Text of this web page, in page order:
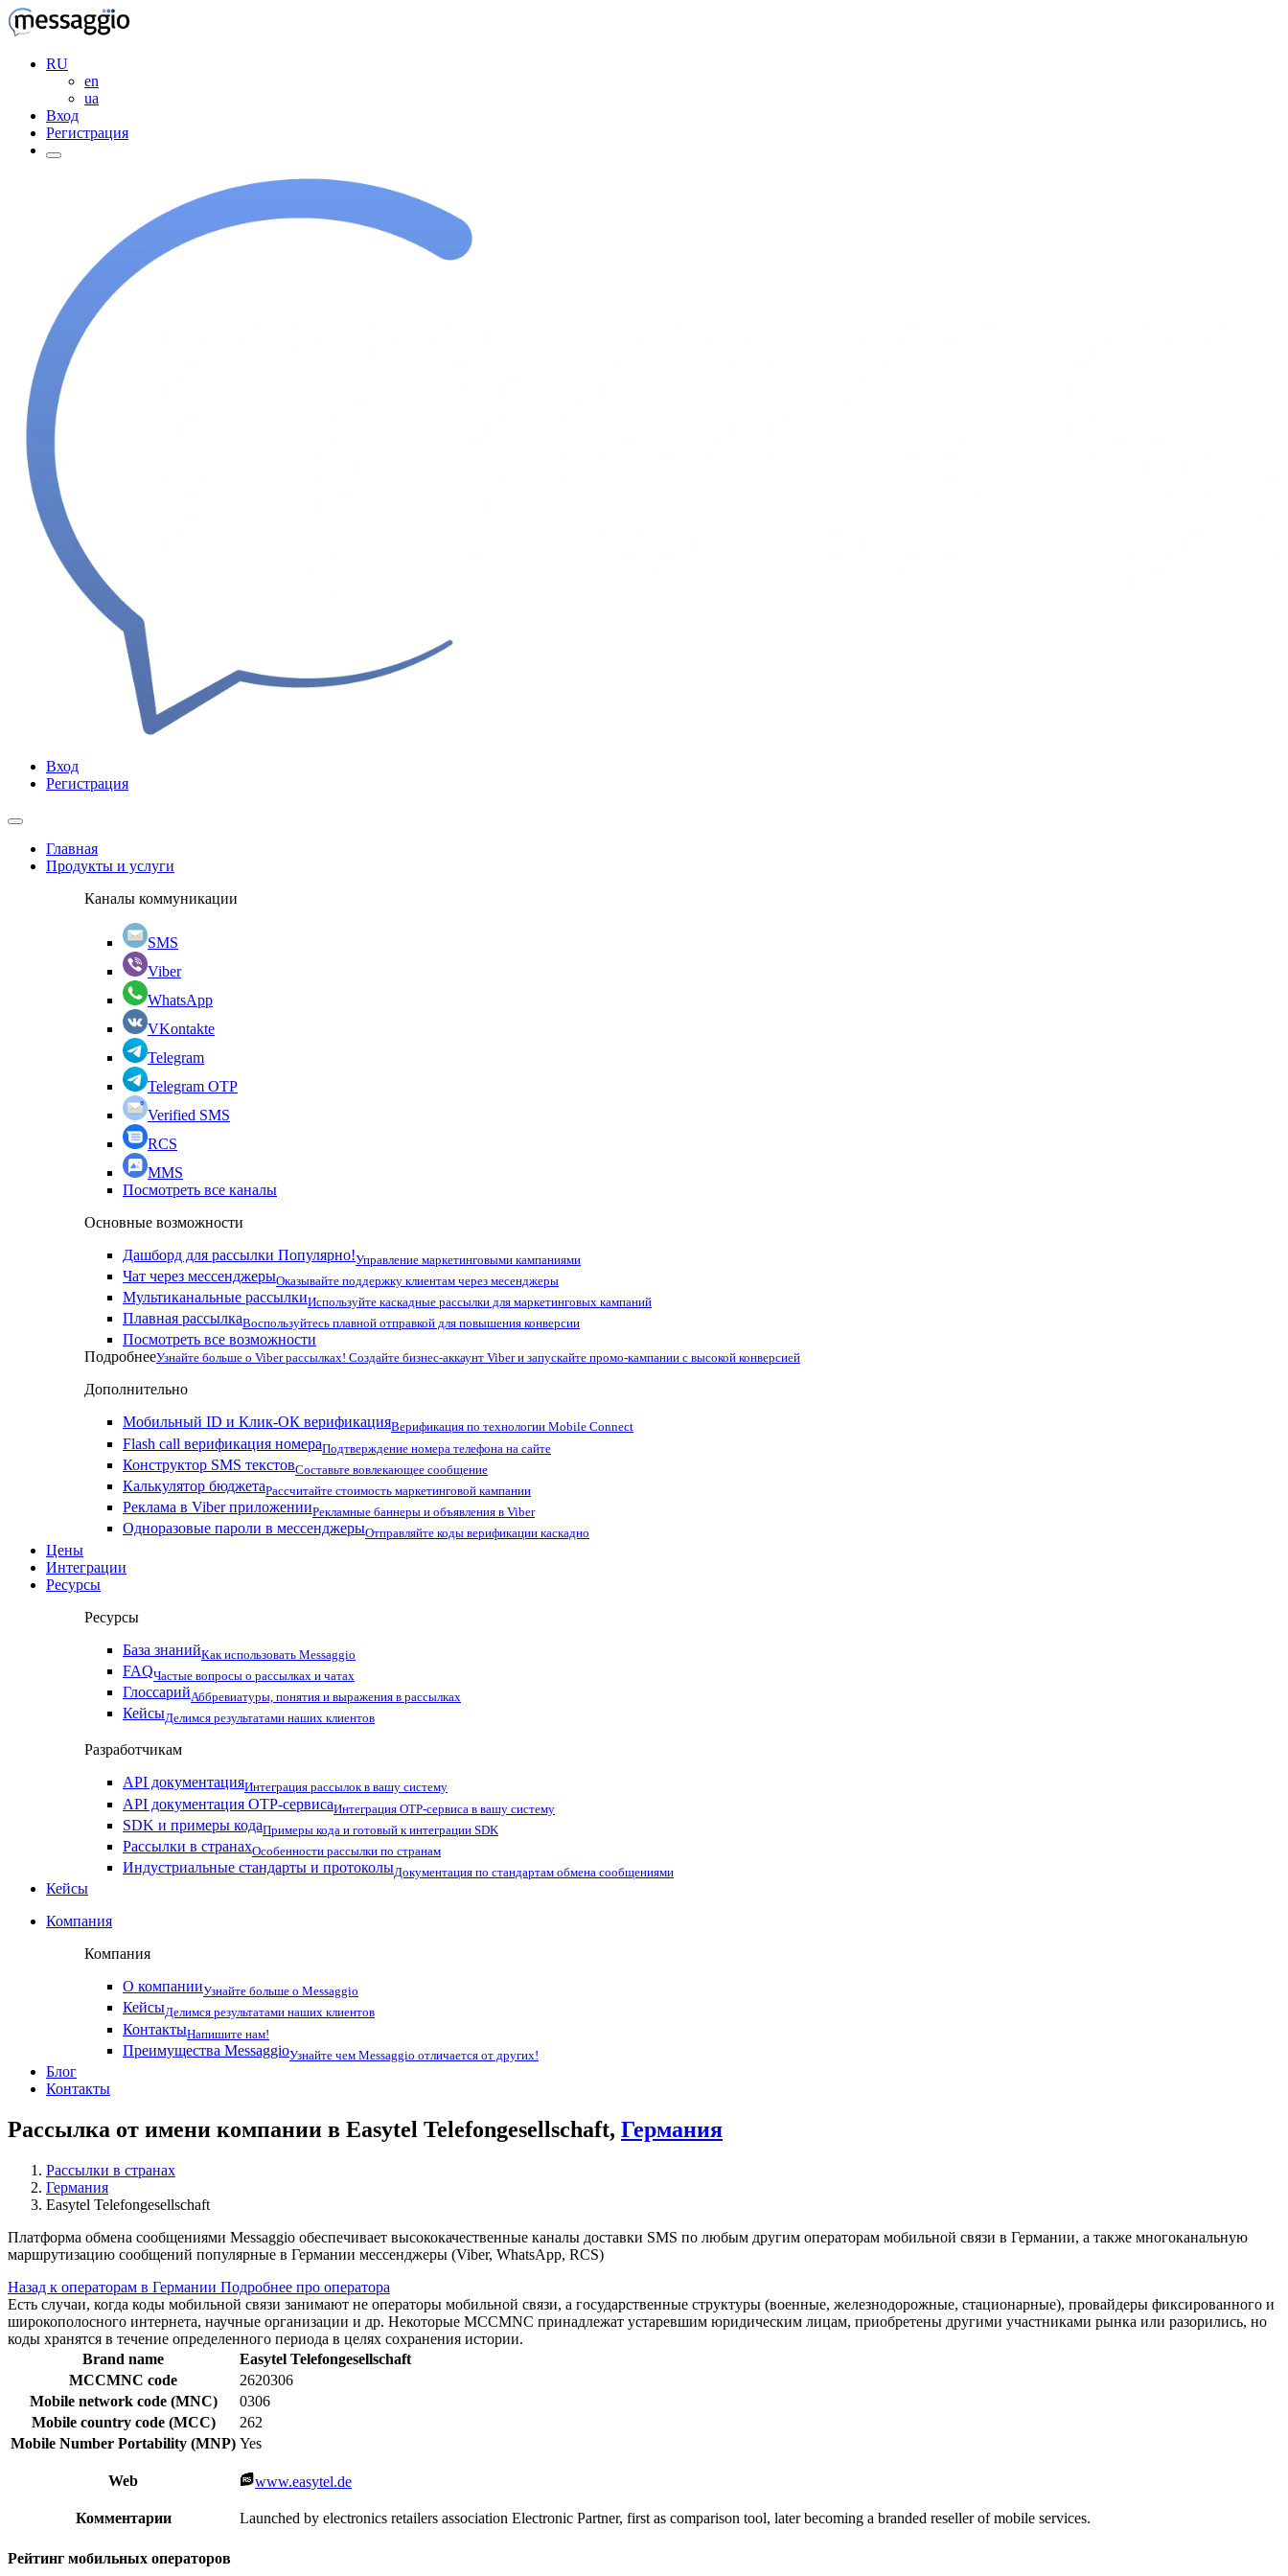
RU
en
ua
Вход
Регистрация
Вход
Регистрация
Главная
Продукты и услуги
Каналы коммуникации
SMS
Viber
WhatsApp
VKontakte
Telegram
Telegram OTP
Verified SMS
RCS
MMS
Посмотреть все каналы
Основные возможности
Дашборд для рассылки Популярно!Управление маркетинговыми кампаниями
Чат через мессенджерыОказывайте поддержку клиентам через месенджеры
Мультиканальные рассылкиИспользуйте каскадные рассылки для маркетинговых кампаний
Плавная рассылкаВоспользуйтесь плавной отправкой для повышения конверсии
Посмотреть все возможности
ПодробнееУзнайте больше о Viber рассылках! Создайте бизнес-аккаунт Viber и запускайте промо-кампании с высокой конверсией
Дополнительно
Мобильный ID и Клик-ОК верификацияВерификация по технологии Mobile Connect
Flash call верификация номераПодтверждение номера телефона на сайте
Конструктор SMS текстовСоставьте вовлекающее сообщение
Калькулятор бюджетаРассчитайте стоимость маркетинговой кампании
Реклама в Viber приложенииРекламные баннеры и объявления в Viber
Одноразовые пароли в мессенджерыОтправляйте коды верификации каскадно
Цены
Интеграции
Ресурсы
Ресурсы
База знанийКак использовать Messaggio
FAQЧастые вопросы о рассылках и чатах
ГлоссарийАббревиатуры, понятия и выражения в рассылках
КейсыДелимся результатами наших клиентов
Разработчикам
API документацияИнтеграция рассылок в вашу систему
API документация OTP-сервисаИнтеграция OTP-сервиса в вашу систему
SDK и примеры кодаПримеры кода и готовый к интеграции SDK
Рассылки в странахОсобенности рассылки по странам
Индустриальные стандарты и протоколыДокументация по стандартам обмена сообщениями
Кейсы
Компания
Компания
О компанииУзнайте больше о Messaggio
КейсыДелимся результатами наших клиентов
КонтактыНапишите нам!
Преимущества MessaggioУзнайте чем Messaggio отличается от других!
Блог
Контакты
Рассылка от имени компании в Easytel Telefongesellschaft, Германия
Рассылки в странах
Германия
Easytel Telefongesellschaft
Платформа обмена сообщениями Messaggio обеспечивает высококачественные каналы доставки SMS по любым другим операторам мобильной связи в Германии, а также многоканальную
маршрутизацию сообщений популярные в Германии мессенджеры (Viber, WhatsApp, RCS)
Назад к операторам в Германии Подробнее про оператора
Есть случаи, когда коды мобильной связи занимают не операторы мобильной связи, а государственные структуры (военные, железнодорожные, стационарные), провайдеры фиксированного и
широкополосного интернета, научные организации и др. Некоторые MCCMNC принадлежат устаревшим юридическим лицам, приобретены другими участниками рынка или разорились, но
коды хранятся в течение определенного периода в целях сохранения истории.
Brand name
Easytel Telefongesellschaft
MCCMNC code
2620306
Mobile network code (MNC)
0306
Mobile country code (MCC)
262
Mobile Number Portability (MNP) Yes
Web www.easytel.de
Комментарии Launched by electronics retailers association Electronic Partner, first as comparison tool, later becoming a branded reseller of mobile services.
Рейтинг мобильных операторов